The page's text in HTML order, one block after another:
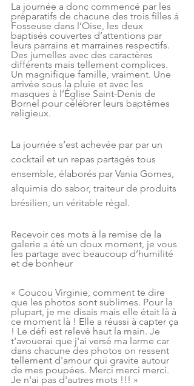
La journée a donc commencé par les
préparatifs de chacune des trois filles à
Fosseuse dans l’Oise, les deux
baptisés couvertes d’attentions par
leurs parrains et marraines respectifs.
Des jumelles avec des caractères
différents mais tellement complices.
Un magnifique famille, vraiment. Une
arrivée sous la pluie et avec les
masques à l’Église Saint-Denis de
Bornel pour célébrer leurs baptêmes
religieux.
La journée s’est achevée par par un
cocktail et un repas partagés tous
ensemble, élaborés par Vania Gomes,
alquimia do sabor, traiteur de produits
brésilien, un véritable régal.
Recevoir ces mots à la remise de la
galerie a été un doux moment, je vous
les partage avec beaucoup d’humilité
et de bonheur
« Coucou Virginie, comment te dire
que les photos sont sublimes. Pour la
plupart, je me disais mais elle était là à
ce moment là ! Elle a réussi à capter ça
! Le défi est relevé haut la main. Je
t'avouerai que j'ai versé ma larme car
dans chacune des photos on ressent
tellement d'amour qui gravite autour
de mes poupées. Merci merci merci.
Je n'ai pas d'autres mots !!! »